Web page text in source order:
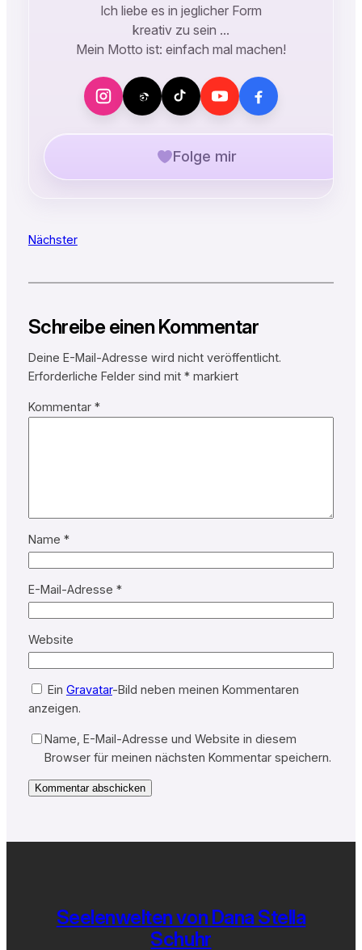
Ich liebe es in jeglicher Form
kreativ zu sein …
Mein Motto ist: einfach mal machen!
Folge mir
Nächster
Schreibe einen Kommentar
Deine E-Mail-Adresse wird nicht veröffentlicht.
Erforderliche Felder sind mit *markiert
Kommentar *
Name *
E-Mail-Adresse *
Website
Ein Gravatar-Bild neben meinen Kommentaren
anzeigen.
Name, E-Mail-Adresse und Website in diesem
Browser für meinen nächsten Kommentar speichern.
Seelenwelten von Dana Stella
Schuhr